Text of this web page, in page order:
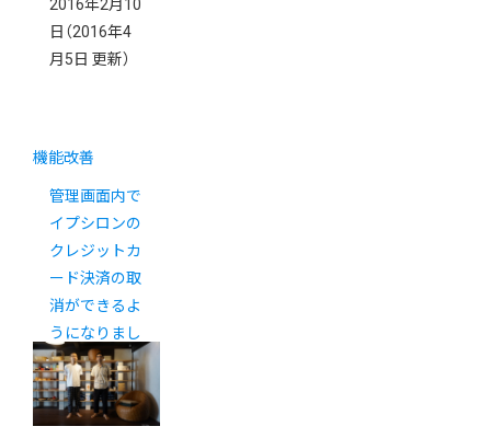
2016年2月10
日 （2016年4
月5日 更新）
機能改善
管理画面内で
イプシロンの
クレジットカ
ード決済の取
消ができるよ
うになりまし
た。